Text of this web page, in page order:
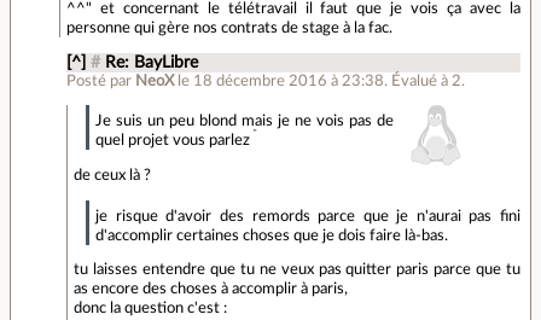
^^" et concernant le télétravail il faut que je vois ça avec la
personne qui gère nos contrats de stage à la fac.
[^] # Re: BayLibre
Posté par NeoX le 18 décembre 2016 à 23:38. Évalué à 2.
Je suis un peu blond mais je ne vois pas de
quel projet vous parlez
"
de ceux là ?
je risque d'avoir des remords parce que je n'aurai pas fini
d'accomplir certaines choses que je dois faire là-bas.
tu laisses entendre que tu ne veux pas quitter paris parce que tu
as encore des choses à accomplir à paris,
donc la question c'est :